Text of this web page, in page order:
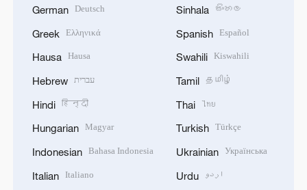
German Deutsch
Greek Ελληνικά
Hausa Hausa
Hebrew עברית
Hindi हिन्दी
Hungarian Magyar
Indonesian Bahasa Indonesia
Italian Italiano
Sinhala සිංහල
Spanish Español
Swahili Kiswahili
Tamil தமிழ்
Thai ไทย
Turkish Türkçe
Ukrainian Українська
Urdu اردو